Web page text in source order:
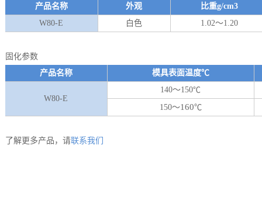
产品名称
外观
比重g/cm3
W80-E
白色 1.02～1.20
固化参数
产品名称
模具表面温度℃
W80-E
140～150℃
150～160℃
了解更多产品，请联系我们